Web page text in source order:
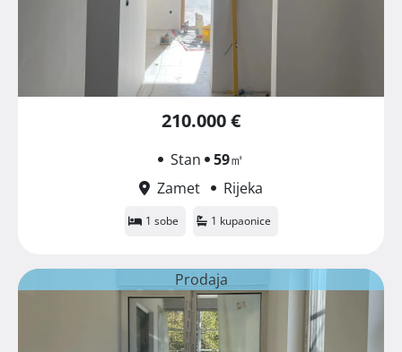
210.000 €
Stan 59㎡
Zamet
Rijeka
1 sobe 1 kupaonice
Prodaja